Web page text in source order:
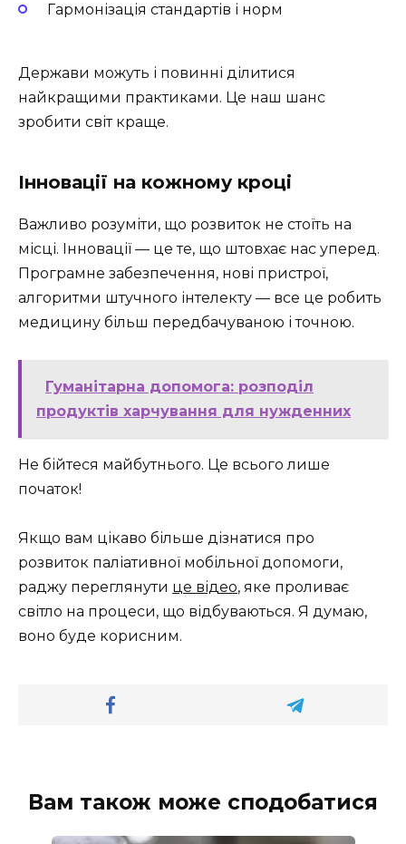
Гармонізація стандартів і норм
Держави можуть і повинні ділитися
найкращими практиками. Це наш шанс
зробити світ краще.
Інновації на кожному кроці
Важливо розуміти, що розвиток не стоїть на
місці. Інновації — це те, що штовхає нас уперед.
Програмне забезпечення, нові пристрої,
алгоритми штучного інтелекту — все це робить
медицину більш передбачуваною і точною.
Гуманітарна допомога: розподіл
продуктів харчування для нужденних
Не бійтеся майбутнього. Це всього лише
початок!
Якщо вам цікаво більше дізнатися про
розвиток паліативної мобільної допомоги,
раджу переглянути це відео, яке проливає
світло на процеси, що відбуваються. Я думаю,
воно буде корисним.
Вам також може сподобатися